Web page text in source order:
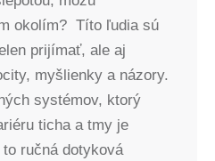
okolím? Títo ľudia sú
prijímať, ale aj
myšlienky a názory.
systémov, ktorý
ticha a tmy je
to ručná dotyková